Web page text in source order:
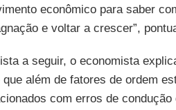
econômico para saber
e voltar a crescer”,
a seguir, o economista
além de fatores de ordem
com erros de